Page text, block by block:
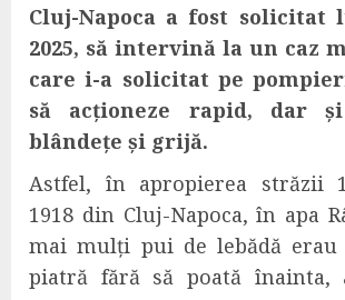
Cluj-Napoca a fost solicitat
2025, să intervină la un caz
care i-a solicitat pe
să acționeze rapid, dar
blândețe și grijă.
Astfel, în apropierea străzii
1918 din Cluj-Napoca, în apa
mai mulți pui de lebădă erau
piatră fără să poată înainta,